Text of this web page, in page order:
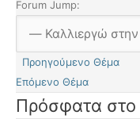
Forum Jump:
Προηγούμενο Θέμα
Επόμενο Θέμα
Πρόσφατα στο